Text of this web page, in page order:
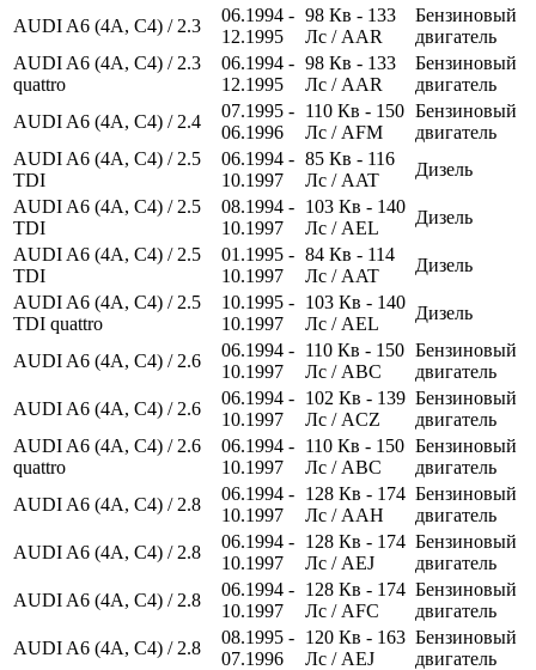
AUDI A6 (4A, C4) / 2.3
06.1994 -
12.1995
98 Кв - 133
Лс / AAR
Бензиновый
двигатель
AUDI A6 (4A, C4) / 2.3
quattro
06.1994 -
12.1995
98 Кв - 133
Лс / AAR
Бензиновый
двигатель
AUDI A6 (4A, C4) / 2.4
07.1995 -
06.1996
110 Кв - 150
Лс / AFM
Бензиновый
двигатель
AUDI A6 (4A, C4) / 2.5
TDI
06.1994 -
10.1997
85 Кв - 116
Лс / AAT
Дизель
AUDI A6 (4A, C4) / 2.5
TDI
08.1994 -
10.1997
103 Кв - 140
Лс / AEL
Дизель
AUDI A6 (4A, C4) / 2.5
TDI
01.1995 -
10.1997
84 Кв - 114
Лс / AAT
Дизель
AUDI A6 (4A, C4) / 2.5
TDI quattro
10.1995 -
10.1997
103 Кв - 140
Лс / AEL
Дизель
AUDI A6 (4A, C4) / 2.6
06.1994 -
10.1997
110 Кв - 150
Лс / ABC
Бензиновый
двигатель
AUDI A6 (4A, C4) / 2.6
06.1994 -
10.1997
102 Кв - 139
Лс / ACZ
Бензиновый
двигатель
AUDI A6 (4A, C4) / 2.6
quattro
06.1994 -
10.1997
110 Кв - 150
Лс / ABC
Бензиновый
двигатель
AUDI A6 (4A, C4) / 2.8
06.1994 -
10.1997
128 Кв - 174
Лс / AAH
Бензиновый
двигатель
AUDI A6 (4A, C4) / 2.8
06.1994 -
10.1997
128 Кв - 174
Лс / AEJ
Бензиновый
двигатель
AUDI A6 (4A, C4) / 2.8
06.1994 -
10.1997
128 Кв - 174
Лс / AFC
Бензиновый
двигатель
AUDI A6 (4A, C4) / 2.8
08.1995 -
07.1996
120 Кв - 163
Лс / AEJ
Бензиновый
двигатель